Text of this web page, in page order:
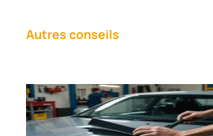
Autres conseils